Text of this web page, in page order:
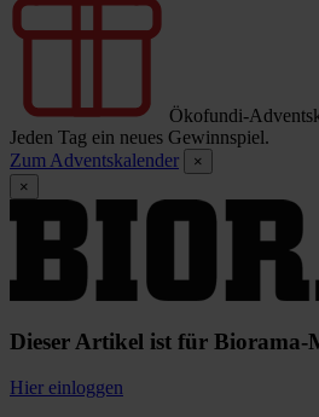
Ökofundi-
Jeden Tag ein neues Gewinnspiel.
Zum Adventskalender
×
×
Dieser Artikel ist für
Hier einloggen